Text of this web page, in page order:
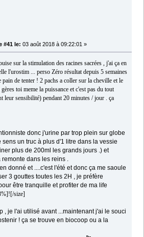
#41 le: 03 août 2018 à 09:22:01 »
sur la stimulation des racines sacrées , j'ai ça en
l'urostim ... perso Zéro résultat depuis 5 semaines
pain de tenter ! 2 pachs a coller sur la cheville et le
toi meme la puissance et c'est pas du tout
leur sensibilité) pendant 20 minutes / jour . ça
donc j'urine par trop plein sur globe
un truc à plus d'1 litre dans la vessie
plus de 200ml les grands jours .) et
dans les reins .
donné et ....c'est l'été et donc ça me saoule
3 gouttes toutes les 2H , je préfère
être tranquille et profiter de ma life
size]
, je l'ai utilisé avant ...maintenant j'ai le souci
! ça se trouve en biocoop ou a la